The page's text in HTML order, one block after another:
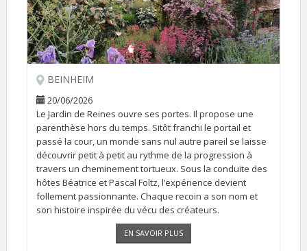
BEINHEIM
20/06/2026
Le Jardin de Reines ouvre ses portes. Il propose une
parenthèse hors du temps. Sitôt franchi le portail et
passé la cour, un monde sans nul autre pareil se laisse
découvrir petit à petit au rythme de la progression à
travers un cheminement tortueux. Sous la conduite des
hôtes Béatrice et Pascal Foltz, l’expérience devient
follement passionnante. Chaque recoin a son nom et
son histoire inspirée du vécu des créateurs.
Il peut se visiter sur RDV du 26 avril au 19 juillet et du 15
EN SAVOIR PLUS